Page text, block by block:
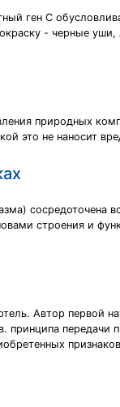
ген С
- черные уши,
природных
это не наносит
сосредоточена
строения и
Автор первой
принципа передачи